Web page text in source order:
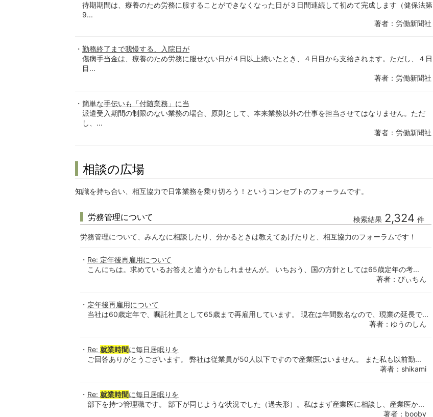
待期期間は、療養のため労務に服することができなくなった日が３日間連続して初めて完成します（健保法第
9...
著者：労働新聞社
勤務終了まで我慢する、入院日が
傷病手当金は、療養のため労務に服せない日が４日以上続いたとき、４日目から支給されます。ただし、４日
目...
著者：労働新聞社
簡単な手伝いも「付随業務」に当
派遣受入期間の制限のない業務の場合、原則として、本来業務以外の仕事を担当させてはなりません。ただ
し、...
著者：労働新聞社
相談の広場
知識を持ち合い、相互協力で日常業務を乗り切ろう！というコンセプトのフォーラムです。
労務管理について 検索結果 2,324 件
労務管理について、みんなに相談したり、分かるときは教えてあげたりと、相互協力のフォーラムです！
Re: 定年後再雇用について
こんにちは。求めているお答えと違うかもしれませんが。 いちおう、国の方針としては65歳定年の考...
著者：ぴぃちん
定年後再雇用について
当社は60歳定年で、嘱託社員として65歳まで再雇用しています。 現在は年間数名なので、現業の延長で...
著者：ゆうのしん
Re: 就業時間に毎日居眠りを
ご回答ありがとうございます。 弊社は従業員が50人以下ですので産業医はいません。 また私も以前勤...
著者：shikami
Re: 就業時間に毎日居眠りを
部下を持つ管理職です。 部下が同じような状況でした（過去形）。私はまず産業医に相談し、産業医か...
著者：booby